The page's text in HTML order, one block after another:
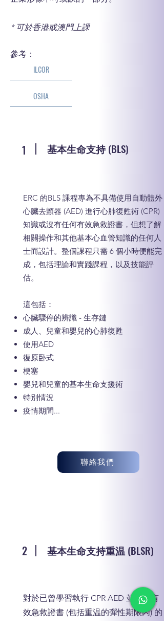
* 可於香港或澳門上課
參考：
ILCOR
OSHA
1 基本生命支持(BLS)
ERC 的BLS 課程專為不具備使用自動體外
心臟去顫器 (AED) 進行心肺復甦術 (CPR)
知識或沒有任何有效急救證書，但想了解
相關操作和其他基本心血管知識的任何人
士而設計。整個課程只需 6 個小時便能完
成，包括理論和實踐課程，以及技能評
估。
這包括：
心臟驟停的辨識 - 生存鏈
成人、兒童和嬰兒的心肺復甦
使用AED
復原卧式
梗塞
嬰兒和兒童的基本生命支援術
特別情況
疫情期間...
聯絡我們
2 基本生命支持重温 (BLSR)
對於已曾學習執行 CPR AED 並擁有有
效急救證書 (包括重温的彈性期限內) 的